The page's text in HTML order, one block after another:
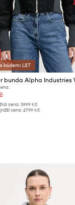
kódem: LST
cena: 3999 Kč
cena: 2799 Kč